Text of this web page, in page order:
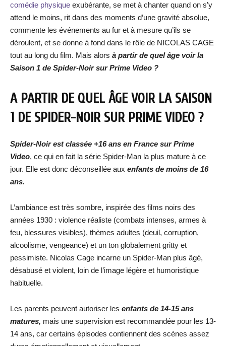
comédie physique exubérante, se met à chanter quand on s’y
attend le moins, rit dans des moments d’une gravité absolue,
commente les événements au fur et à mesure qu’ils se
déroulent, et se donne à fond dans le rôle de NICOLAS CAGE
tout au long du film. Mais alors à partir de quel âge voir la
Saison 1 de Spider-Noir sur Prime Video ?
A PARTIR DE QUEL ÂGE VOIR LA SAISON
1 DE SPIDER-NOIR SUR PRIME VIDEO ?
Spider-Noir est classée +16 ans en France sur Prime
Video, ce qui en fait la série Spider-Man la plus mature à ce
jour. Elle est donc déconseillée aux enfants de moins de 16
ans.
L’ambiance est très sombre, inspirée des films noirs des
années 1930 : violence réaliste (combats intenses, armes à
feu, blessures visibles), thèmes adultes (deuil, corruption,
alcoolisme, vengeance) et un ton globalement gritty et
pessimiste. Nicolas Cage incarne un Spider-Man plus âgé,
désabusé et violent, loin de l’image légère et humoristique
habituelle.
Les parents peuvent autoriser les enfants de 14-15 ans
matures, mais une supervision est recommandée pour les 13-
14 ans, car certains épisodes contiennent des scènes assez